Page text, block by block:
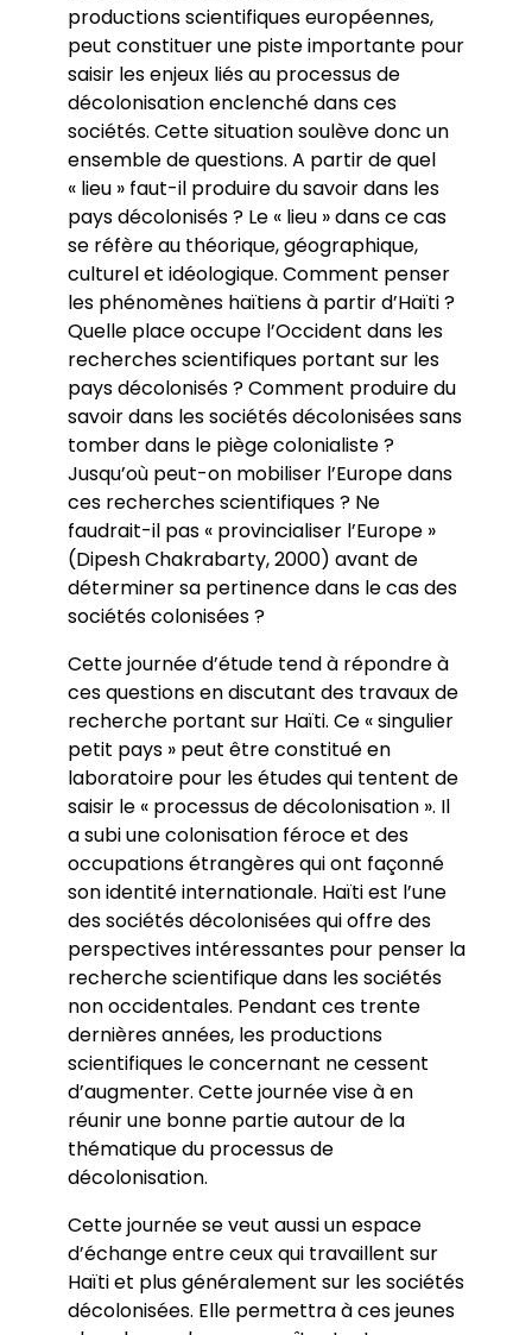
productions scientifiques européennes,
peut constituer une piste importante pour
saisir les enjeux liés au processus de
décolonisation enclenché dans ces
sociétés. Cette situation soulève donc un
ensemble de questions. A partir de quel
« lieu » faut-il produire du savoir dans les
pays décolonisés ? Le « lieu » dans ce cas
se réfère au théorique, géographique,
culturel et idéologique. Comment penser
les phénomènes haïtiens à partir d’Haïti ?
Quelle place occupe l’Occident dans les
recherches scientifiques portant sur les
pays décolonisés ? Comment produire du
savoir dans les sociétés décolonisées sans
tomber dans le piège colonialiste ?
Jusqu’où peut-on mobiliser l’Europe dans
ces recherches scientifiques ? Ne
faudrait-il pas « provincialiser l’Europe »
(Dipesh Chakrabarty, 2000) avant de
déterminer sa pertinence dans le cas des
sociétés colonisées ?
Cette journée d’étude tend à répondre à
ces questions en discutant des travaux de
recherche portant sur Haïti. Ce « singulier
petit pays » peut être constitué en
laboratoire pour les études qui tentent de
saisir le « processus de décolonisation ». Il
a subi une colonisation féroce et des
occupations étrangères qui ont façonné
son identité internationale. Haïti est l’une
des sociétés décolonisées qui offre des
perspectives intéressantes pour penser la
recherche scientifique dans les sociétés
non occidentales. Pendant ces trente
dernières années, les productions
scientifiques le concernant ne cessent
d’augmenter. Cette journée vise à en
réunir une bonne partie autour de la
thématique du processus de
décolonisation.
Cette journée se veut aussi un espace
d’échange entre ceux qui travaillent sur
Haïti et plus généralement sur les sociétés
décolonisées. Elle permettra à ces jeunes